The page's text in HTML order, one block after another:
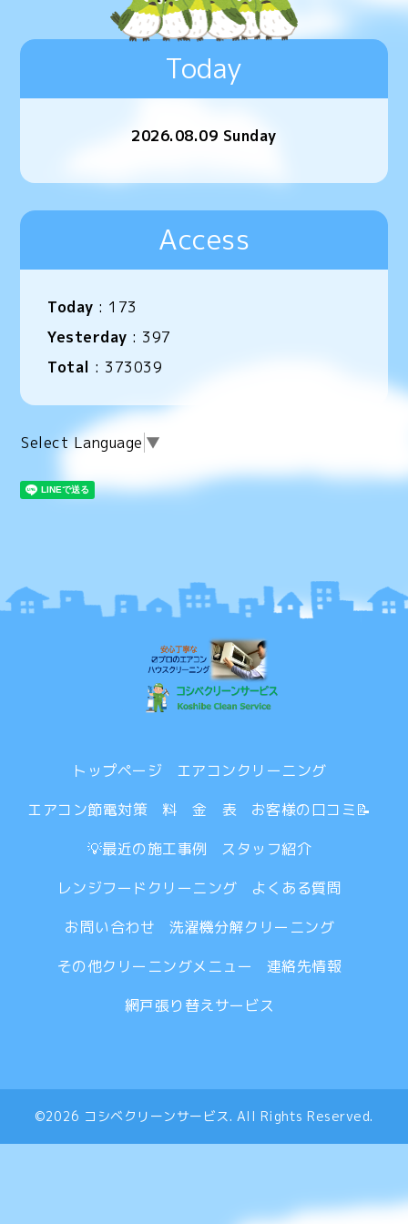
Today
2026.08.09 Sunday
Access
Today : 173
Yesterday : 397
Total : 373039
Select Language ▼
トップページ
エアコンクリーニング
エアコン節電対策
料 金 表
お客様の口コミ📝
💡最近の施工事例
スタッフ紹介
レンジフードクリーニング
よくある質問
お問い合わせ
洗濯機分解クリーニング
その他クリーニングメニュー
連絡先情報
網戸張り替えサービス
©2026 コシベクリーンサービス. All Rights Reserved.